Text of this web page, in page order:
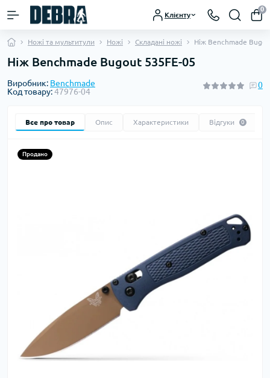
Клієнту
0
Ножі та мультитули Ножі Складані ножі Ніж Benchmade
Ніж Benchmade Bugout 535FE-05
Виробник: Benchmade
Код товару:47976-04
0
Все про товар Опис Характеристики Відгуки 0
Продано